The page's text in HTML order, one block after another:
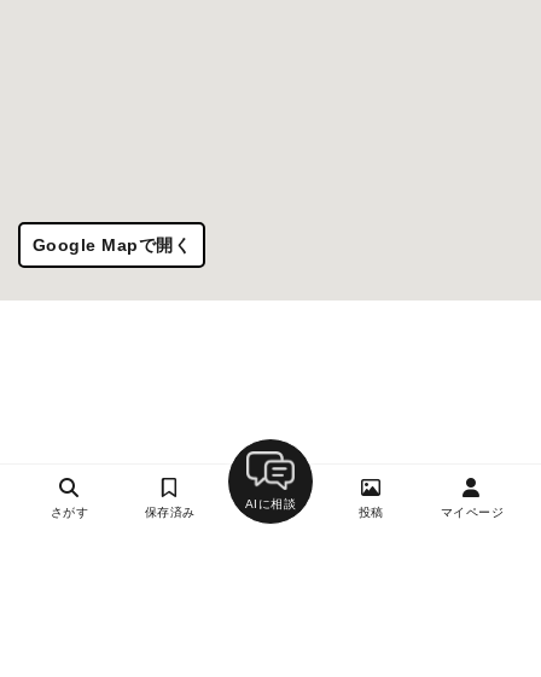
Google Mapで開く
さがす 保存済み
AIに相談
投稿 マイページ